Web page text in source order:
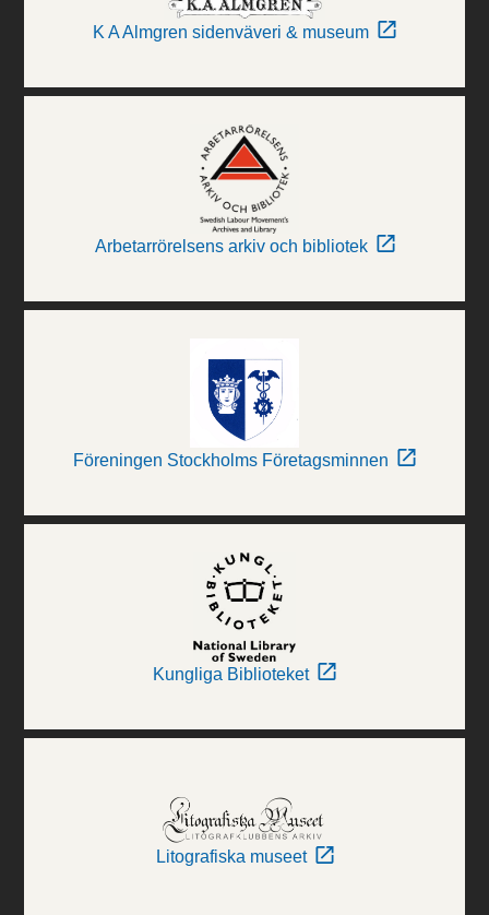
K A Almgren sidenväveri & museum
Arbetarrörelsens arkiv och bibliotek
Föreningen Stockholms Företagsminnen
Kungliga Biblioteket
Litografiska museet